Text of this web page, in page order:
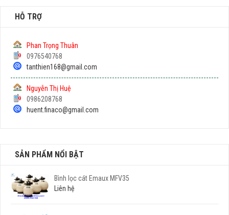
HỖ TRỢ
Phan Trọng Thuân
0976540768
tanthien168@gmail.com
Nguyễn Thị Huệ
0986208768
huent.finaco@gmail.com
SẢN PHẨM NỔI BẬT
Bình lọc cát Emaux MFV35
Liên hệ